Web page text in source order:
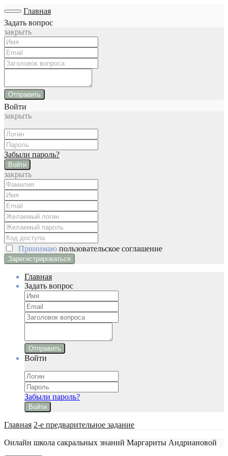
Главная
Задать вопрос
закрыть
Отправить
Войти
закрыть
Забыли пароль?
Войти
закрыть
Принимаю пользовательское соглашение
Главная
Задать вопрос
Отправить
Войти
Забыли пароль?
Войти
Главная 2-е предварительное задание
Онлайн школа сакральных знаний Маргариты Андриановой